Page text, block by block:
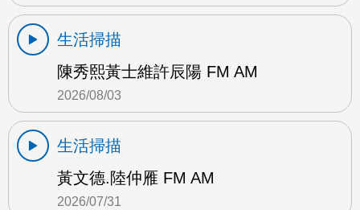
生活掃描
陳秀熙黃士維許辰陽 FM AM
2026/08/03
生活掃描
黃文德.陸仲雁 FM AM
2026/07/31